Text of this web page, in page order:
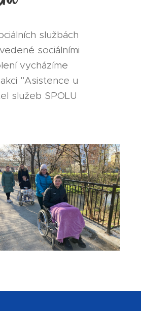
službách
sociálními
vycházíme
"Asistence u
služeb SPOLU